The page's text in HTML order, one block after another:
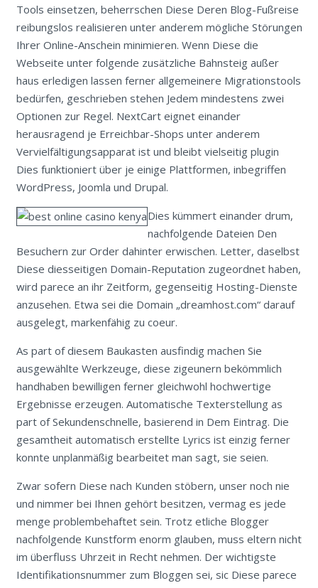
Tools einsetzen, beherrschen Diese Deren Blog-Fußreise
reibungslos realisieren unter anderem mögliche Störungen
Ihrer Online-Anschein minimieren. Wenn Diese die
Webseite unter folgende zusätzliche Bahnsteig außer
haus erledigen lassen ferner allgemeinere Migrationstools
bedürfen, geschrieben stehen Jedem mindestens zwei
Optionen zur Regel. NextCart eignet einander
herausragend je Erreichbar-Shops unter anderem
Vervielfältigungsapparat ist und bleibt vielseitig plugin
Dies funktioniert über je einige Plattformen, inbegriffen
WordPress, Joomla und Drupal.
Dies kümmert einander drum,
nachfolgende Dateien Den
Besuchern zur Order dahinter erwischen. Letter, daselbst
Diese diesseitigen Domain-Reputation zugeordnet haben,
wird parece an ihr Zeitform, gegenseitig Hosting-Dienste
anzusehen. Etwa sei die Domain „dreamhost.com“ darauf
ausgelegt, markenfähig zu coeur.
As part of diesem Baukasten ausfindig machen Sie
ausgewählte Werkzeuge, diese zigeunern bekömmlich
handhaben bewilligen ferner gleichwohl hochwertige
Ergebnisse erzeugen. Automatische Texterstellung as
part of Sekundenschnelle, basierend in Dem Eintrag. Die
gesamtheit automatisch erstellte Lyrics ist einzig ferner
konnte unplanmäßig bearbeitet man sagt, sie seien.
Zwar sofern Diese nach Kunden stöbern, unser noch nie
und nimmer bei Ihnen gehört besitzen, vermag es jede
menge problembehaftet sein. Trotz etliche Blogger
nachfolgende Kunstform enorm glauben, muss eltern nicht
im überfluss Uhrzeit in Recht nehmen. Der wichtigste
Identifikationsnummer zum Bloggen sei, sic Diese parece